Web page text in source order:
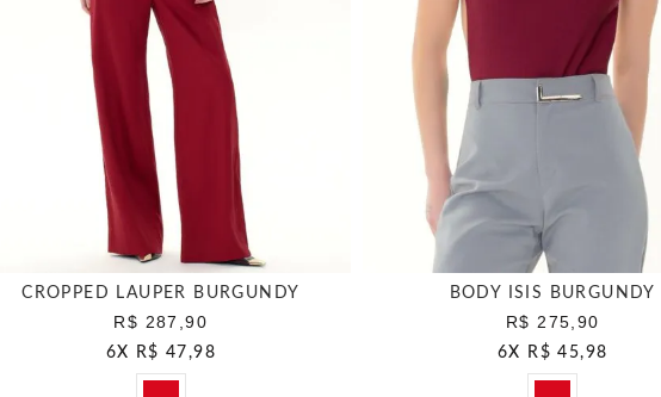
CROPPED LAUPER BURGUNDY
R$ 287,90
6X R$ 47,98
BODY ISIS BURGUNDY
R$ 275,90
6X R$ 45,98